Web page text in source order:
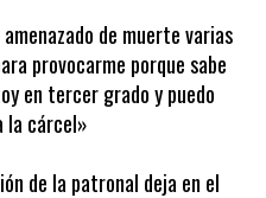
de muerte varias
provocarme porque sabe
en tercer grado y puedo
cárcel»